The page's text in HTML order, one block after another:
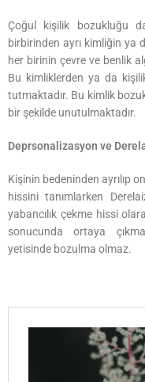
Çoğul kişilik bozukluğu
birbirinden ayrı kimliğin ya
her birinin çevre ve benlik
Bu kimliklerden ya da
tutmaktadır. Bu kimlik
bir şekilde unutulmaktadır.
Deprsonalizasyon ve
Kişinin bedeninden ayrılıp
hissini tanımlarken
yabancılık çekme hissi
sonucunda ortaya
yetisinde bozulma olmaz.